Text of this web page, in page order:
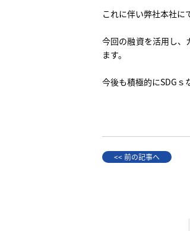
これに伴い弊社本社に
今回の融資を活用し、
ます。
今後も積極的にSDGｓ
<< 前の記事へ